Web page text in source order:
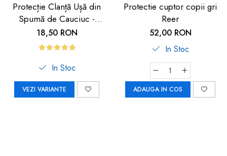
Protecție Clanță Ușă din
Spumă de Cauciuc -
Siguranță pentru Copii |
Car Boy Safety
18,50 RON
In Stoc
VEZI VARIANTE
Protectie cuptor copii gri
Reer
52,00 RON
In Stoc
ADAUGA IN COS